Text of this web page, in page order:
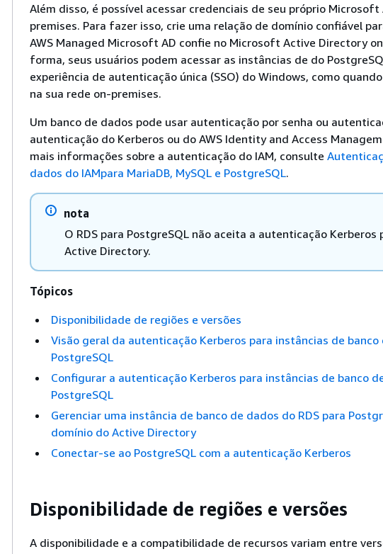
Além disso, é possível acessar credenciais de seu próprio
premises. Para fazer isso, crie uma relação de domínio confiável
AWS Managed Microsoft AD confie no Microsoft Active Directory
forma, seus usuários podem acessar as instâncias de do
experiência de autenticação única (SSO) do Windows, como
na sua rede on-premises.
Um banco de dados pode usar autenticação por senha ou
autenticação do Kerberos ou do AWS Identity and Access
mais informações sobre a autenticação do IAM, consulte
dados do IAMpara MariaDB, MySQL e PostgreSQL.
nota
O RDS para PostgreSQL não aceita a autenticação Kerberos
Active Directory.
Tópicos
Disponibilidade de regiões e versões
Visão geral da autenticação Kerberos para instâncias de banco
PostgreSQL
Configurar a autenticação Kerberos para instâncias de banco
PostgreSQL
Gerenciar uma instância de banco de dados do RDS para
domínio do Active Directory
Conectar-se ao PostgreSQL com a autenticação Kerberos
Disponibilidade de regiões e versões
A disponibilidade e a compatibilidade de recursos variam entre